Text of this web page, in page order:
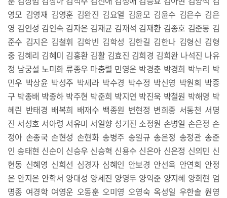
영모 김영재 김영훈 김완진 김요열 김윤모 김윤수 김은수 김은
영 김인성 김인숙 김자은 김재균 김재석 김재환 김종호 김준봉 김
준수 김지은 김철휘 김학빈 김학성 김한길 김한나 김형신 김형
중 김혜리 김혜미 김홍환 김활 김효진 김희경 김희완 나석진 나유
정 남궁설 노미화 류종우 마충렬 민영운 박경춘 박경희 박누리 박
민우 박상윤 박성주 박세라 박수경 박수정 박신영 박원희 박종
구 박종배 박종하 박주현 박준희 박지연 박진욱 박철원 박해영 박
혜린 반태경 배복희 배재수 백종원 변현정 변희중 서동천 서명
진 서성호 서아령 서유미 서일향 성기진 소정원 손병일 손은정 손
정아 손종국 손현성 손현화 송병주 송원규 송은정 송정관 송준
인 송태현 신순이 신승우 신승혁 신용수 신은아 신은정 신의민 신
현동 신혜영 신희선 심경자 심혜인 안보경 안선옥 안연희 안정
은 안지은 안학서 양대성 양세진 양영두 양익준 양지혜 양회현 엄
명종 여경학 여영운 오동훈 오미영 오영숙 옥성일 우한솔 원영